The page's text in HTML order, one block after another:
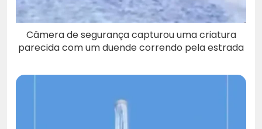
Câmera de segurança capturou uma criatura
parecida com um duende correndo pela estrada